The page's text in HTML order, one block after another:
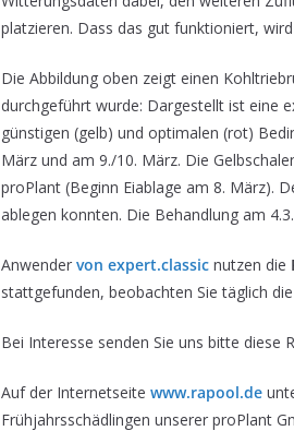
platzieren. Dass das gut funktioniert,
Die Abbildung oben zeigt einen
durchgeführt wurde: Dargestellt ist eine
günstigen (gelb) und optimalen (rot)
März und am 9./10. März. Die
proPlant (Beginn Eiablage am 8. März).
ablegen konnten. Die Behandlung am
Anwender von expert.classic nutzen die
stattgefunden, beobachten Sie täglich
Bei Interesse senden Sie uns bitte diese
Auf der Internetseite www.rapool.de
Frühjahrsschädlingen unserer proPlant